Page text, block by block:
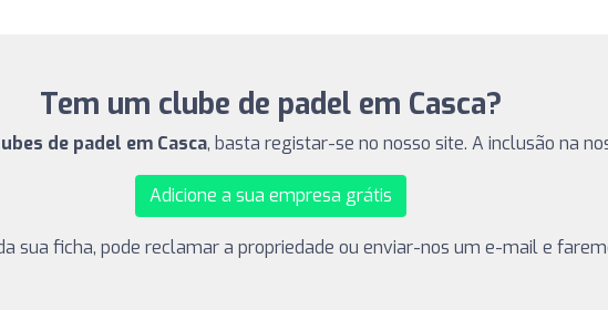
Tem um clube de padel em Casca?
de padel em Casca, basta registar-se no nosso site. A inclusão na
Adicione a sua empresa grátis
sua ficha, pode reclamar a propriedade ou enviar-nos um e-mail e